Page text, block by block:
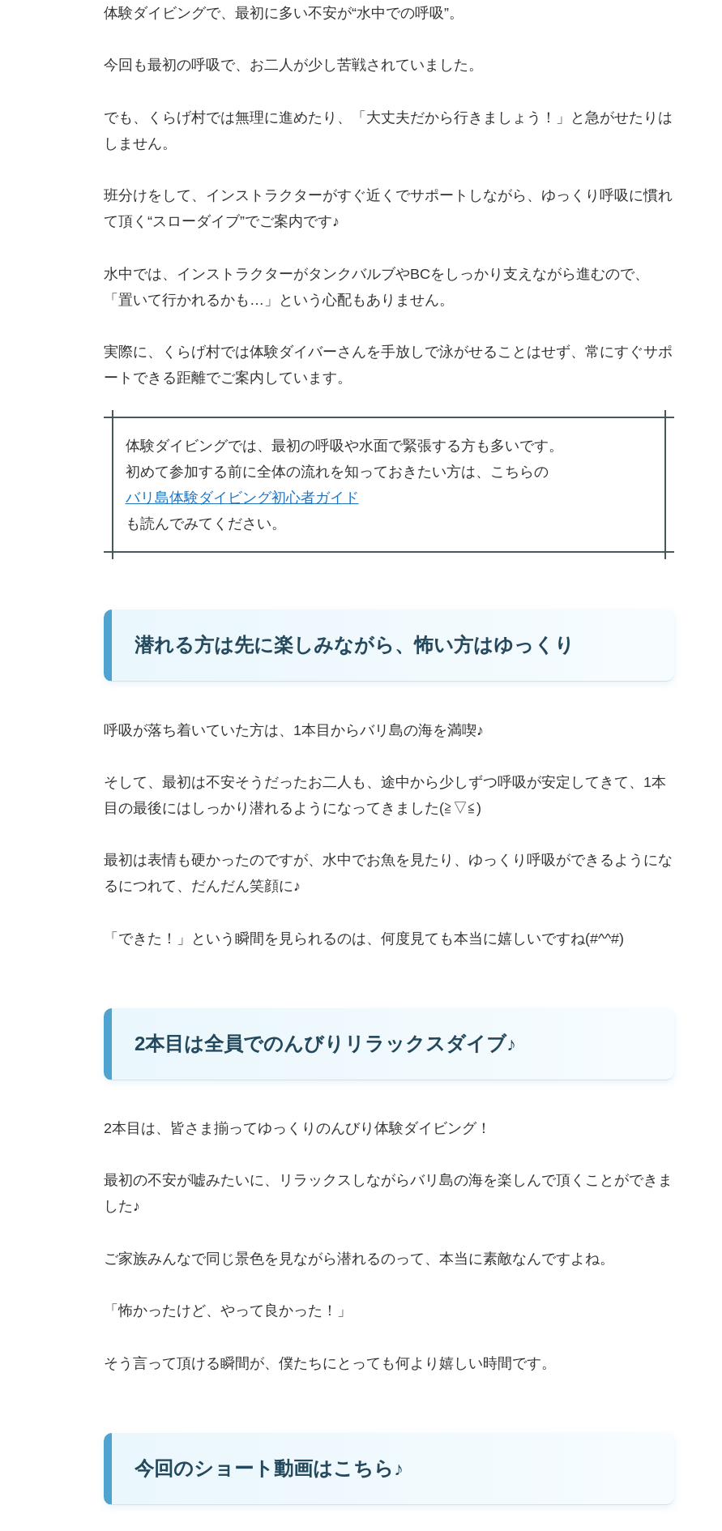
体験ダイビングで、最初に多い不安が“水中での呼吸”。
今回も最初の呼吸で、お二人が少し苦戦されていました。
でも、くらげ村では無理に進めたり、「大丈夫だから行きましょう！」と急がせたりは
しません。
班分けをして、インストラクターがすぐ近くでサポートしながら、ゆっくり呼吸に慣れ
て頂く“スローダイブ”でご案内です♪
水中では、インストラクターがタンクバルブやBCをしっかり支えながら進むので、
「置いて行かれるかも…」という心配もありません。
実際に、くらげ村では体験ダイバーさんを手放しで泳がせることはせず、常にすぐサポ
ートできる距離でご案内しています。
体験ダイビングでは、最初の呼吸や水面で緊張する方も多いです。
初めて参加する前に全体の流れを知っておきたい方は、こちらの
バリ島体験ダイビング初心者ガイド
も読んでみてください。
潜れる方は先に楽しみながら、怖い方はゆっくり
呼吸が落ち着いていた方は、1本目からバリ島の海を満喫♪
そして、最初は不安そうだったお二人も、途中から少しずつ呼吸が安定してきて、1本
目の最後にはしっかり潜れるようになってきました(≧▽≦)
最初は表情も硬かったのですが、水中でお魚を見たり、ゆっくり呼吸ができるようにな
るにつれて、だんだん笑顔に♪
「できた！」という瞬間を見られるのは、何度見ても本当に嬉しいですね(#^^#)
2本目は全員でのんびりリラックスダイブ♪
2本目は、皆さま揃ってゆっくりのんびり体験ダイビング！
最初の不安が嘘みたいに、リラックスしながらバリ島の海を楽しんで頂くことができま
した♪
ご家族みんなで同じ景色を見ながら潜れるのって、本当に素敵なんですよね。
「怖かったけど、やって良かった！」
そう言って頂ける瞬間が、僕たちにとっても何より嬉しい時間です。
今回のショート動画はこちら♪